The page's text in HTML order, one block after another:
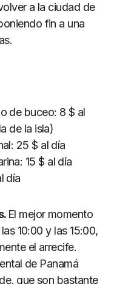
a la ciudad de
fin a una
de buceo: 8 $ al
de la isla)
25 $ al día
15 $ al día
día
El mejor momento
10:00 y las 15:00,
el arrecife.
de Panamá
que son bastante